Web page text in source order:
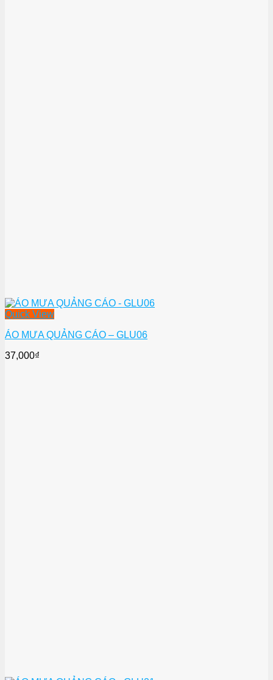
Quick View
ÁO MƯA QUẢNG CÁO – GLU06
37,000₫